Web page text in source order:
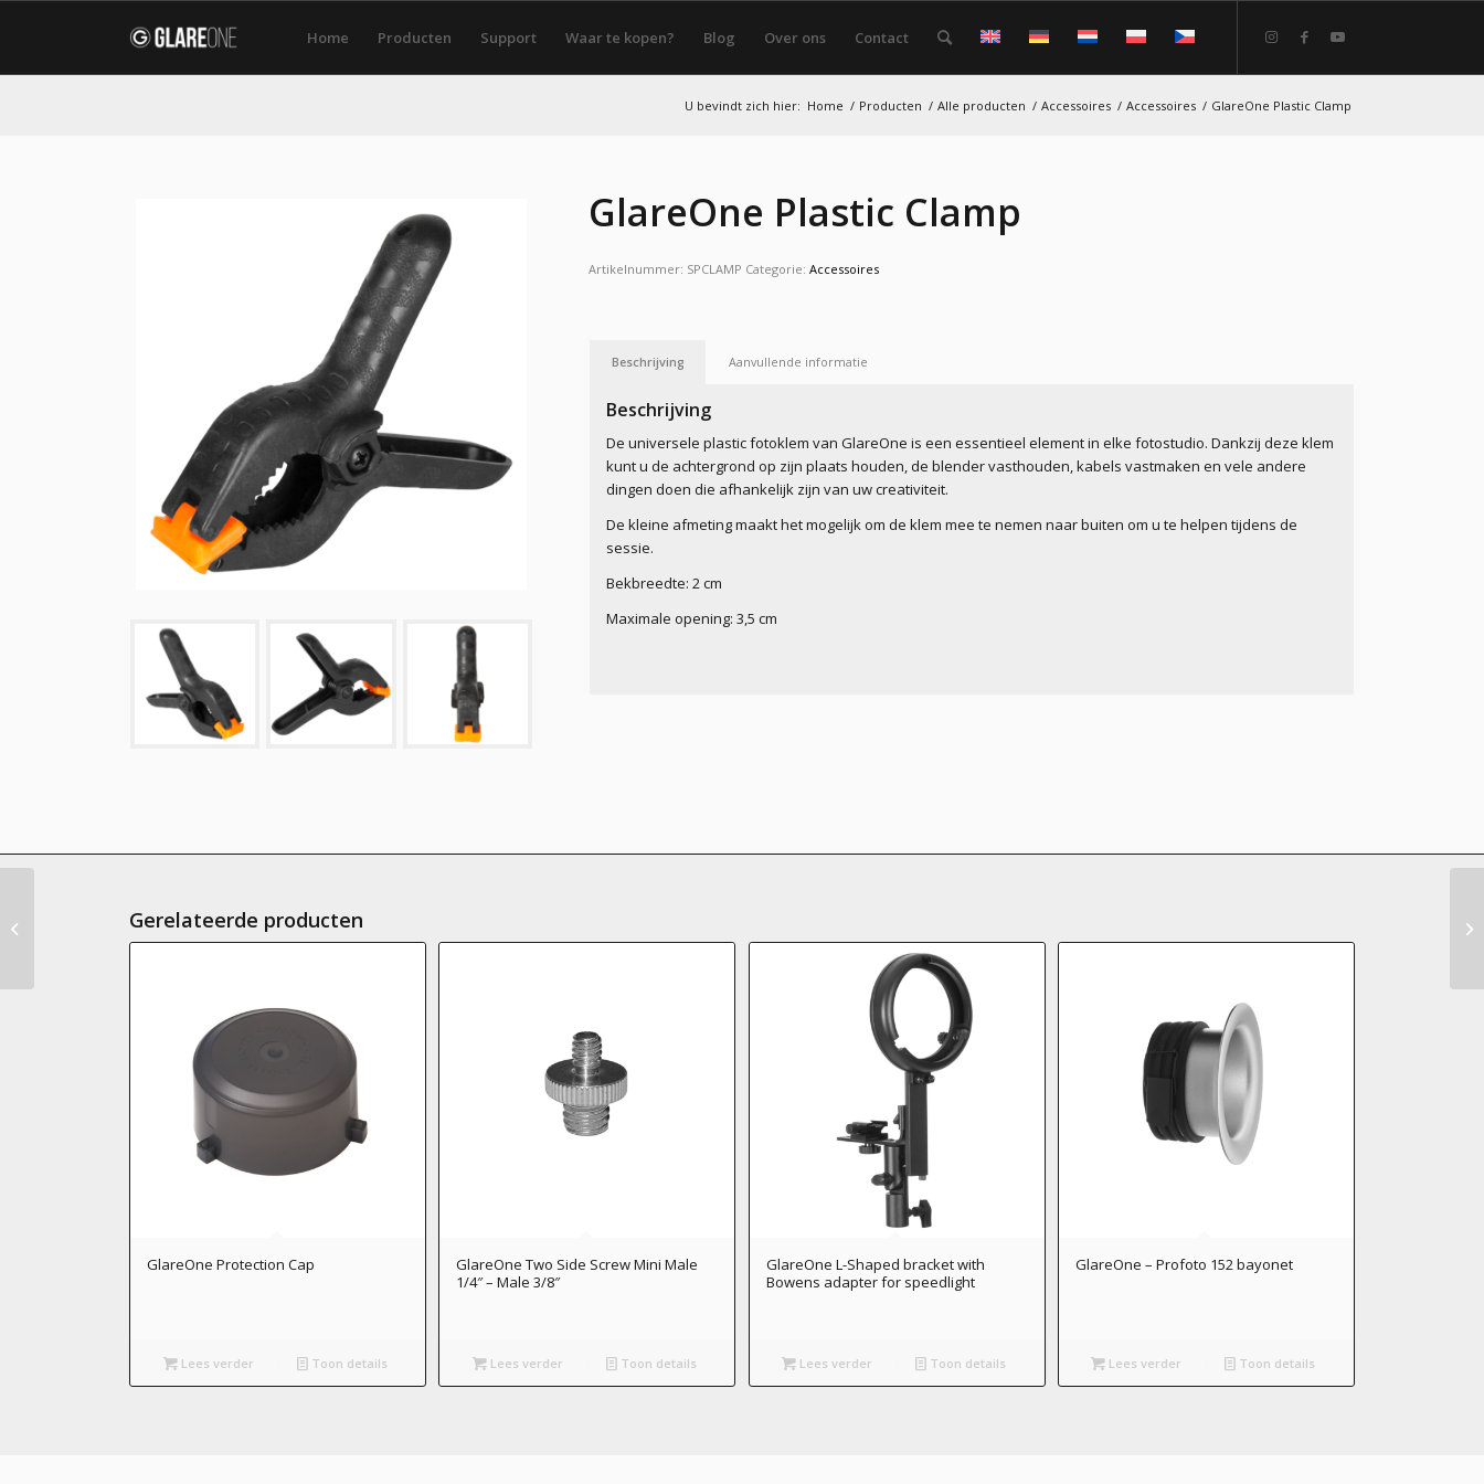
Home Producten Support Waar te kopen? Blog Over ons Contact
U bevindt zich hier: Home / Producten / Alle producten / Accessoires / Accessoires / GlareOne Plastic Clamp
GlareOne Plastic Clamp
Artikelnummer: SPCLAMP Categorie:Accessoires
Beschrijving Aanvullende informatie
Beschrijving
De universele plastic fotoklem van GlareOne is een essentieel element in elke fotostudio. Dankzij deze klem
kunt u de achtergrond op zijn plaats houden, de blender vasthouden, kabels vastmaken en vele andere
dingen doen die afhankelijk zijn van uw creativiteit.
De kleine afmeting maakt het mogelijk om de klem mee te nemen naar buiten om u te helpen tijdens de
sessie.
Bekbreedte: 2 cm
Maximale opening: 3,5 cm
Gerelateerde producten
GlareOne Protection Cap
Lees verder Toon details
GlareOne Two Side Screw Mini Male
1/4″ – Male 3/8″
Lees verder Toon details
GlareOne L-Shaped bracket with
Bowens adapter for speedlight
Lees verder Toon details
GlareOne – Profoto 152 bayonet
Lees verder Toon details
GlareOne Metal Clamp